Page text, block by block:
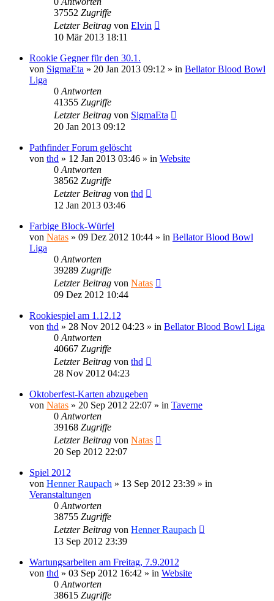
37552 Zugriffe
Letzter Beitrag von Elvin
10 Mär 2013 18:11
Rookie Gegner für den 30.1.
von SigmaEta » 20 Jan 2013 09:12 » in Bellator Blood Bowl
Liga
0 Antworten
41355 Zugriffe
Letzter Beitrag von SigmaEta
20 Jan 2013 09:12
Pathfinder Forum gelöscht
von thd » 12 Jan 2013 03:46 » in Website
0 Antworten
38562 Zugriffe
Letzter Beitrag von thd
12 Jan 2013 03:46
Farbige Block-Würfel
von Natas » 09 Dez 2012 10:44 » in Bellator Blood Bowl
Liga
0 Antworten
39289 Zugriffe
Letzter Beitrag von Natas
09 Dez 2012 10:44
Rookiespiel am 1.12.12
von thd » 28 Nov 2012 04:23 » in Bellator Blood Bowl Liga
0 Antworten
40667 Zugriffe
Letzter Beitrag von thd
28 Nov 2012 04:23
Oktoberfest-Karten abzugeben
von Natas » 20 Sep 2012 22:07 » in Taverne
0 Antworten
39168 Zugriffe
Letzter Beitrag von Natas
20 Sep 2012 22:07
Spiel 2012
von Henner Raupach » 13 Sep 2012 23:39 » in
Veranstaltungen
0 Antworten
38755 Zugriffe
Letzter Beitrag von Henner Raupach
13 Sep 2012 23:39
Wartungsarbeiten am Freitag, 7.9.2012
von thd » 03 Sep 2012 16:42 » in Website
0 Antworten
38615 Zugriffe